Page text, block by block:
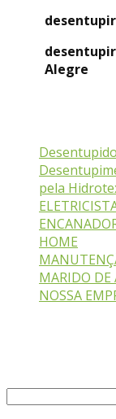
Alegre
pela
HOME
MARIDO DE
NOSSA